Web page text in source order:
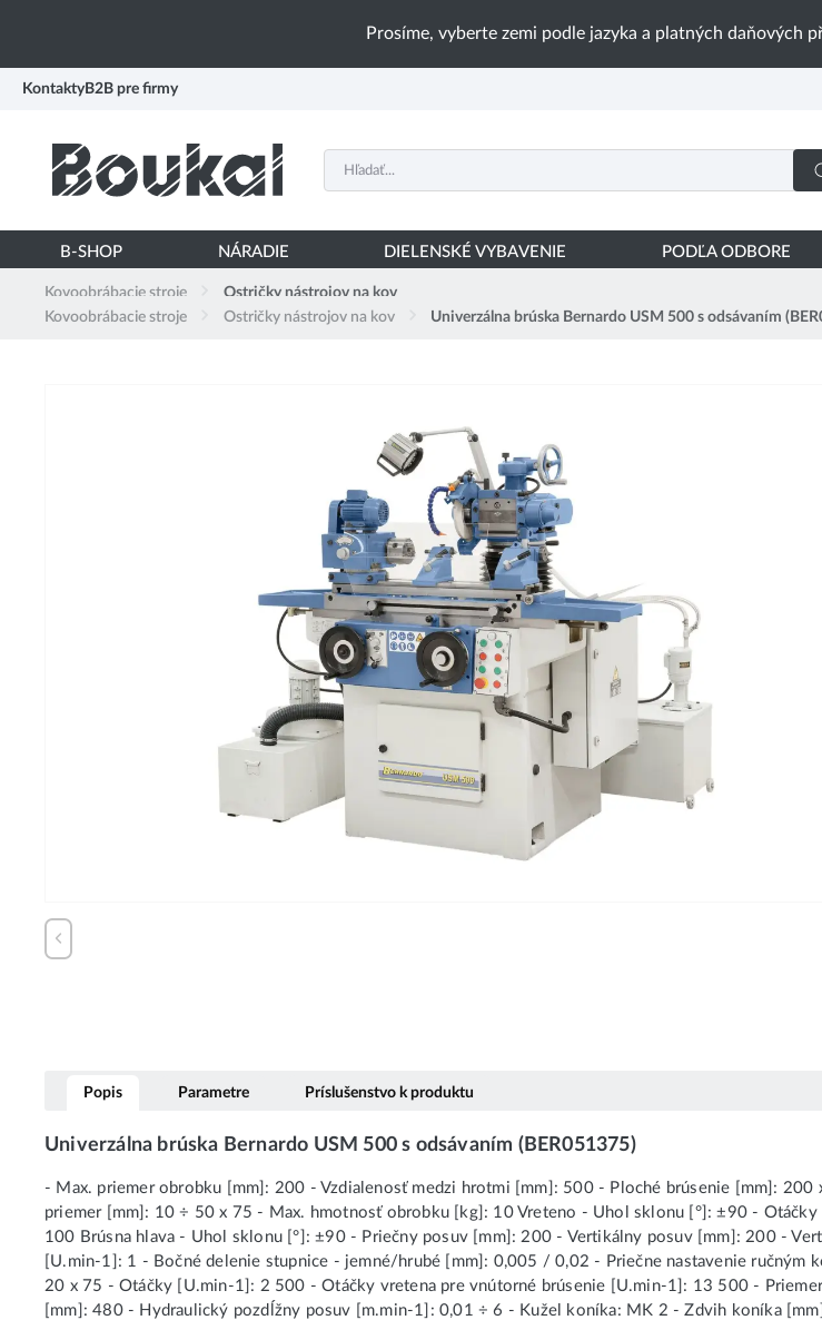
Prosíme, vyberte zemi podle jazyka a platných daňových
Kontakty B2B pre firmy
B-SHOP NÁRADIE DIELENSKÉ VYBAVENIE PODĽA ODBORE
Kovoobrábacie stroje
Ostričky nástrojov na kov
Kovoobrábacie stroje
Ostričky nástrojov na kov Univerzálna brúska Bernardo USM 500 s odsávaním
Popis Parametre Príslušenstvo k produktu
Univerzálna brúska Bernardo USM 500 s odsávaním (BER051375)
- Max. priemer obrobku [mm]: 200 - Vzdialenosť medzi hrotmi [mm]: 500 - Ploché brúsenie [mm]:
priemer [mm]: 10 ÷ 50 x 75 - Max. hmotnosť obrobku [kg]: 10 Vreteno - Uhol sklonu [°]: ±90 -
100 Brúsna hlava - Uhol sklonu [°]: ±90 - Priečny posuv [mm]: 200 - Vertikálny posuv [mm]: 200 -
[U.min-1]: 1 - Bočné delenie stupnice - jemné/hrubé [mm]: 0,005 / 0,02 - Priečne nastavenie
20 x 75 - Otáčky [U.min-1]: 2 500 - Otáčky vretena pre vnútorné brúsenie [U.min-1]: 13 500 -
[mm]: 480 - Hydraulický pozdĺžny posuv [m.min-1]: 0,01 ÷ 6 - Kužel koníka: MK 2 - Zdvih koníka